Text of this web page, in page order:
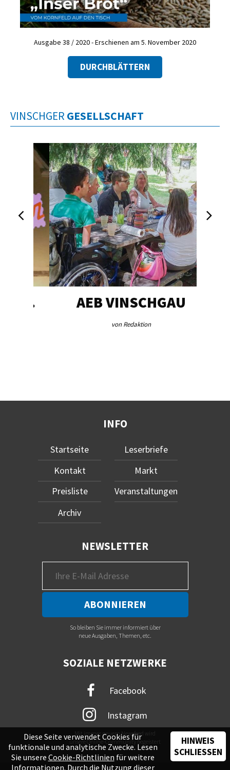
Ausgabe 38 / 2020 - Erschienen am 5. November 2020
DURCHBLÄTTERN
VINSCHGER GESELLSCHAFT
AEB VINSCHGAU
von Redaktion
INFO
Startseite
Kontakt
Preisliste
Archiv
Leserbriefe
Markt
Veranstaltungen
NEWSLETTER
So bleiben Sie immer informiert über
neue Ausgaben, Themen, etc.
SOZIALE NETZWERKE
Facebook
Instagram
Mit immer neuem Newsfeed wird
unsere Online-Community begeistert
Diese Seite verwendet Cookies für
funktionale und analytische Zwecke. Lesen
Sie unsere Cookie-Richtlinien für weitere
Informationen. Durch die Nutzung dieser
HINWEIS
SCHLIESSEN